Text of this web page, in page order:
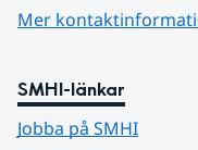
Mer
SMHI-länkar
Jobba på SMHI